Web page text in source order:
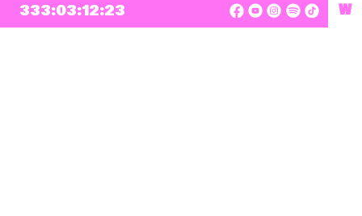
333:03:12:22 W